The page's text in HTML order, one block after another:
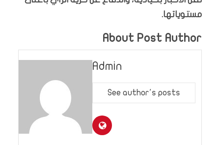
مستوياتها.
About Post Author
Admin
See author's posts